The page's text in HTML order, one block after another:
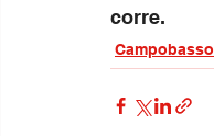
corre.
Campobasso